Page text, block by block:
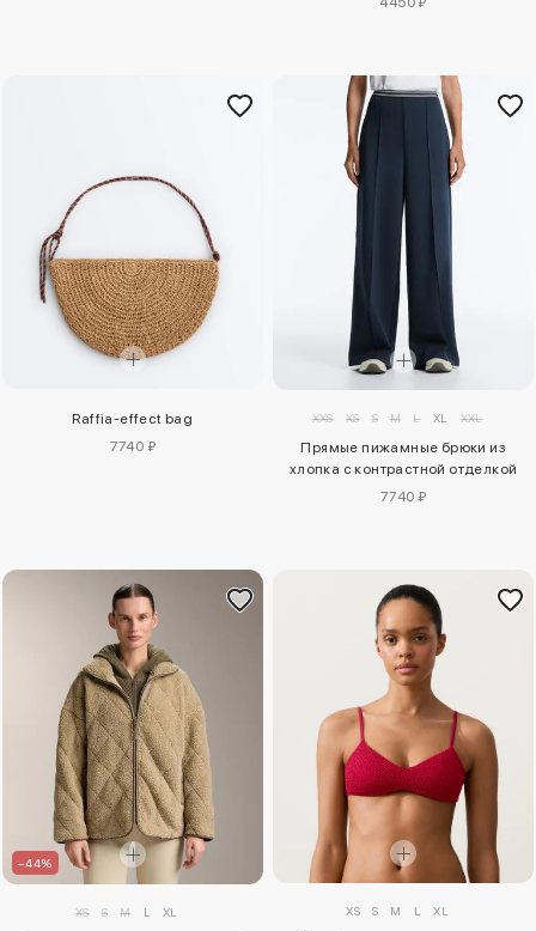
Raffia-effect bag
7740 ₽
XXS XS S M L XL XXL
Прямые пижамные брюки из
хлопка с контрастной отделкой
7740 ₽
–44%
XS S M L XL XS S M L XL